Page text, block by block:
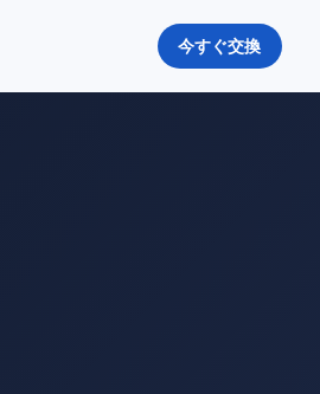
今すぐ交換